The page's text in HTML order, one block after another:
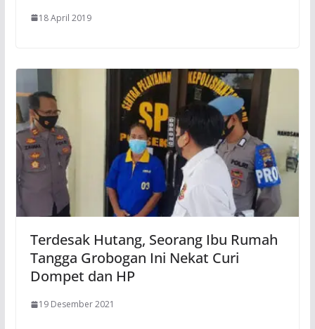
18 April 2019
Terdesak Hutang, Seorang Ibu Rumah
Tangga Grobogan Ini Nekat Curi
Dompet dan HP
19 Desember 2021